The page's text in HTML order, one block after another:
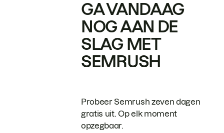
GA VANDAAG
NOG AAN DE
SLAG MET
SEMRUSH
Probeer Semrush zeven dagen
gratis uit. Op elk moment
opzegbaar.